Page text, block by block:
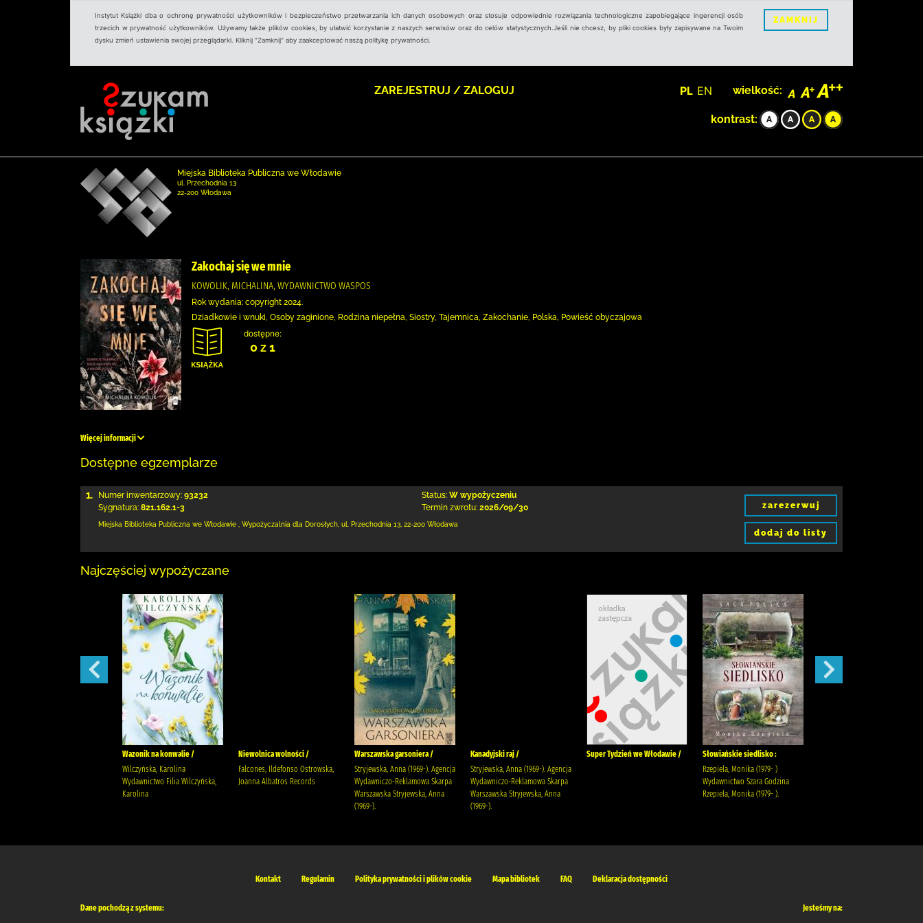
Instytut Książki dba o ochronę prywatności użytkowników i bezpieczeństwo przetwarzania ich danych osobowych oraz stosuje odpowiednie rozwiązania technologiczne zapobiegające ingerencji osób
trzecich w prywatność użytkowników. Używamy także plików cookies, by ułatwić korzystanie z naszych serwisów oraz do celów statystycznych.Jeśli nie chcesz, by pliki cookies były zapisywane na Twoim
dysku zmień ustawienia swojej przeglądarki. Kliknij "Zamknij" aby zaakceptować naszą politykę prywatności.
ZAMKNIJ
ZAREJESTRUJ / ZALOGUJ PL EN wielkość:
kontrast:
Miejska Biblioteka Publiczna we Włodawie
ul. Przechodnia 13
22-200 Włodawa
Zakochaj się we mnie
KOWOLIK, MICHALINA, WYDAWNICTWO WASPOS
Rok wydania: copyright 2024.
Dziadkowie i wnuki, Osoby zaginione, Rodzina niepełna, Siostry, Tajemnica, Zakochanie, Polska, Powieść obyczajowa
dostępne:
0 z 1
Więcej informacji
Dostępne egzemplarze
1. Numer inwentarzowy: 93232
Sygnatura: 821.162.1-3
Status: W wypożyczeniu
Termin zwrotu: 2026/09/30
Miejska Biblioteka Publiczna we Włodawie Wypożyczalnia dla Dorosłych, ul. Przechodnia 13 22-200 Włodawa
zarezerwuj
dodaj do listy
Najczęściej wypożyczane
Wazonik na konwalie /
Wilczyńska, Karolina
Wydawnictwo Filia Wilczyńska,
Karolina
Niewolnica wolności /
Falcones, Ildefonso Ostrowska,
Joanna Albatros Records
Warszawska garsoniera /
Stryjewska, Anna (1969-). Agencja
Wydawniczo-Reklamowa Skarpa
Warszawska Stryjewska, Anna
(1969-).
Kanadyjski raj /
Stryjewska, Anna (1969-). Agencja
Wydawniczo-Reklamowa Skarpa
Warszawska Stryjewska, Anna
(1969-).
Super Tydzień we Włodawie /
Słowiańskie siedlisko :
Rzepiela, Monika (1979- )
Wydawnictwo Szara Godzina
Rzepiela, Monika (1979- ).
Kontakt Regulamin Polityka prywatności i plików cookie Mapa bibliotek FAQ Deklaracja dostępności
Dane pochodzą z systemu: Jesteśmy na: